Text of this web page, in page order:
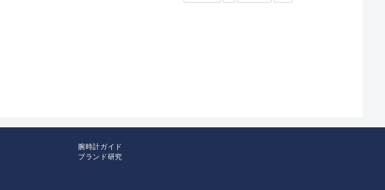
腕時計ガイド
ブランド研究